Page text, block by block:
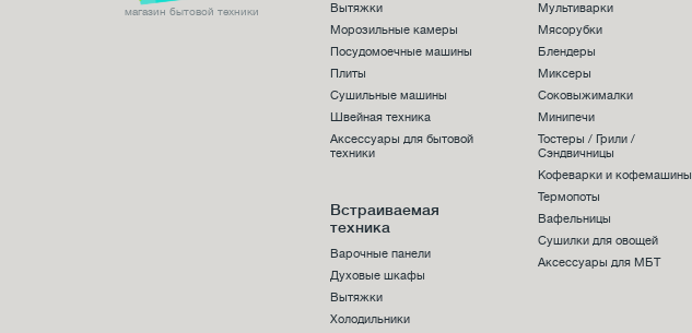
магазин бытовой техники
Вытяжки
Морозильные камеры
Посудомоечные машины
Плиты
Сушильные машины
Швейная техника
Аксессуары для бытовой
техники
Встраиваемая
техника
Варочные панели
Духовые шкафы
Вытяжки
Холодильники
Мультиварки
Мясорубки
Блендеры
Миксеры
Соковыжималки
Минипечи
Тостеры / Грили /
Сэндвичницы
Кофеварки и кофемашины
Термопоты
Вафельницы
Сушилки для овощей
Аксессуары для МБТ